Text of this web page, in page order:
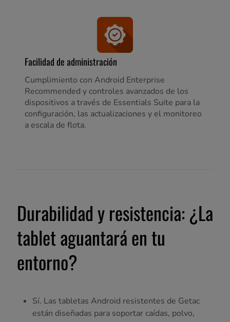
Facilidad de administración
Cumplimiento con Android Enterprise
Recommended y controles avanzados de los
dispositivos a través de Essentials Suite para la
configuración, las actualizaciones y el monitoreo
a escala de flota.
Durabilidad y resistencia: ¿La
tablet aguantará en tu
entorno?
Sí. Las tabletas Android resistentes de Getac
están diseñadas para soportar caídas, polvo,